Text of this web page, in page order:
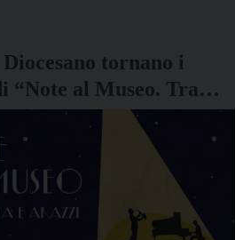
tornano i
“Note al Museo. Tra